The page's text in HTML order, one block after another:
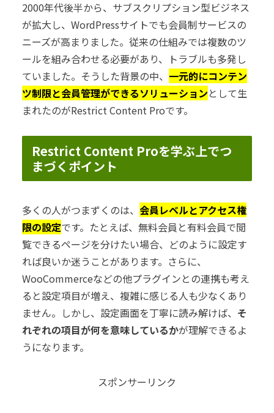
2000年代後半から、サブスクリプション型ビジネス
が拡大し、WordPressサイトでも会員制サービスの
ニーズが高まりました。従来の仕組みでは複数のツ
ールを組み合わせる必要があり、トラブルも多発し
ていました。そうした背景の中、 一元的にコンテン
ツ制限と会員管理ができるソリューションとして生
まれたのがRestrict Content Proです。
Restrict Content Proを学ぶ上でつ
まづくポイント
多くの人がつまずくのは、 会員レベルとアクセス権
限の設定です。たとえば、無料会員と有料会員で閲
覧できるページを分けたい場合、どのように設定す
れば良いか迷うことがあります。さらに、
WooCommerceなどの他プラグインとの連携も考え
ると設定項目が増え、複雑に感じる人も少なくあり
ません。しかし、設定画面を丁寧に読み解けば、 そ
れぞれの項目が何を意味しているかが理解できるよ
うになります。
スポンサーリンク